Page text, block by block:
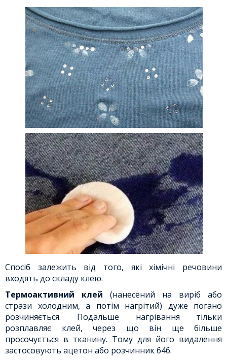
Спосіб залежить від того, які хімічні речовини
входять до складу клею.
Термоактивний клей (нанесений на виріб або
стрази холодним, а потім нагрітий) дуже погано
розчиняється. Подальше нагрівання тільки
розплавляє клей, через що він ще більше
просочується в тканину. Тому для його видалення
застосовують ацетон або розчинник 646.